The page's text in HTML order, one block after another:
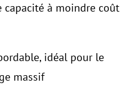
capacité à moindre coût
idéal pour le
massif